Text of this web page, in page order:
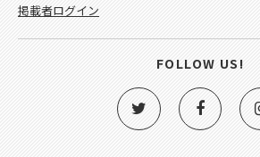
掲載者ログイン
FOLLOW US!